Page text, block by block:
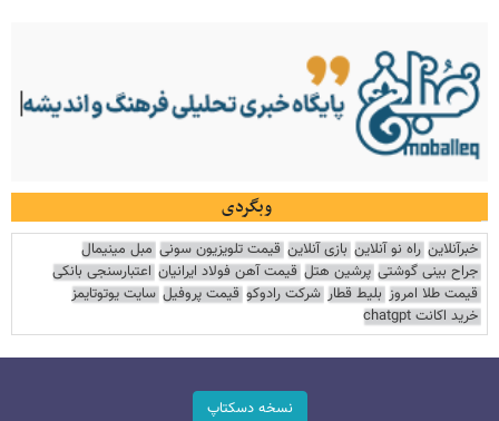
وبگردی
خبرآنلاین راه نو آنلاین بازی آنلاین قیمت تلویزیون سونی مبل مینیمال
جراح بینی گوشتی پرشین هتل قیمت آهن فولاد ایرانیان اعتبارسنجی بانکی
قیمت طلا امروز بلیط قطار شرکت رادوکو قیمت پروفیل سایت یوتوتایمز
خرید اکانت chatgpt
نسخه دسکتاپ